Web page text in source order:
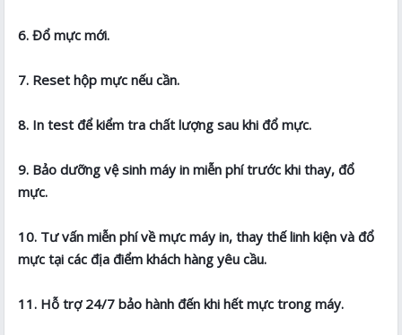
6. Đổ mực mới.
7. Reset hộp mực nếu cần.
8. In test để kiểm tra chất lượng sau khi đổ mực.
9. Bảo dưỡng vệ sinh máy in miễn phí trước khi thay, đổ
mực.
10. Tư vấn miễn phí về mực máy in, thay thế linh kiện và đổ
mực tại các địa điểm khách hàng yêu cầu.
11. Hỗ trợ 24/7 bảo hành đến khi hết mực trong máy.